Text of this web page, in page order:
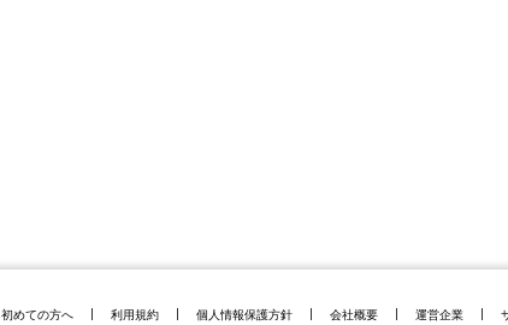
初めての方へ 利用規約 個人情報保護方針 会社概要 運営企業